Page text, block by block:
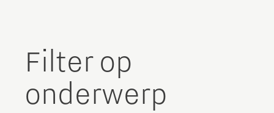
Filter op
onderwerp